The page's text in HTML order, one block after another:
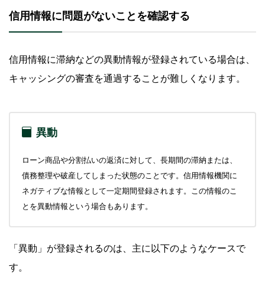
信用情報に問題がないことを確認する
信用情報に滞納などの異動情報が登録されている場合は、
キャッシングの審査を通過することが難しくなります。
異動
ローン商品や分割払いの返済に対して、長期間の滞納または、
債務整理や破産してしまった状態のことです。信用情報機関に
ネガティブな情報として一定期間登録されます。この情報のこ
とを異動情報という場合もあります。
「異動」が登録されるのは、主に以下のようなケースで
す。